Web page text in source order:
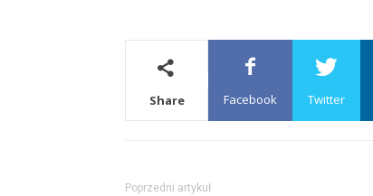
Share Facebook Twitter
Poprzedni artykuł